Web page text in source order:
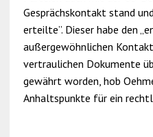
Gesprächskontakt stand
erteilte”. Dieser habe den
außergewöhnlichen
vertraulichen Dokumente
gewährt worden, hob
Anhaltspunkte für ein